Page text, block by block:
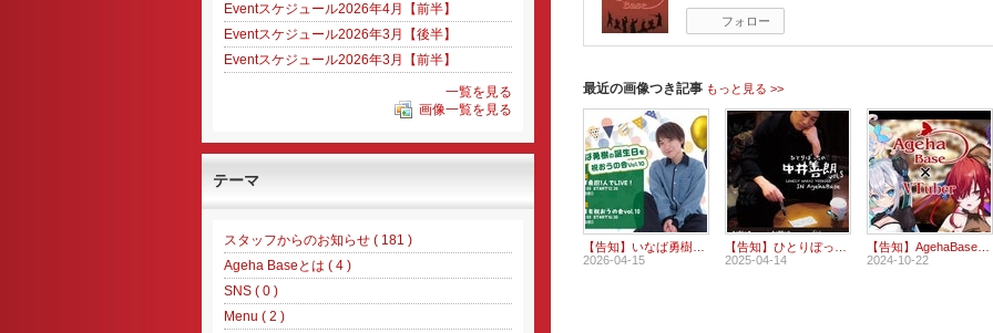
フォロー
最近の画像つき記事 もっと見る >>
2026-04-15
2025-04-14
2024-10-22
Eventスケジュール2026年4月【前半】
Eventスケジュール2026年3月【後半】
Eventスケジュール2026年3月【前半】
一覧を見る
画像一覧を見る
テーマ
スタッフからのお知らせ ( 181 )
Ageha Baseとは ( 4 )
SNS ( 0 )
Menu ( 2 )